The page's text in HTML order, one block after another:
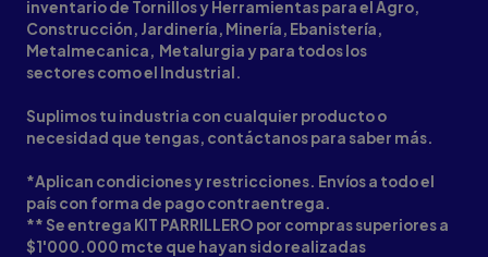
inventario de Tornillos y Herramientas para el Agro,
Construcción, Jardinería, Minería, Ebanistería,
Metalmecanica, Metalurgia y para todos los
sectores como el Industrial.
Suplimos tu industria con cualquier producto o
necesidad que tengas, contáctanos para saber más.
*Aplican condiciones y restricciones. Envíos a todo el
país con forma de pago contraentrega.
** Se entrega KIT PARRILLERO por compras superiores a
$1'000.000 mcte que hayan sido realizadas